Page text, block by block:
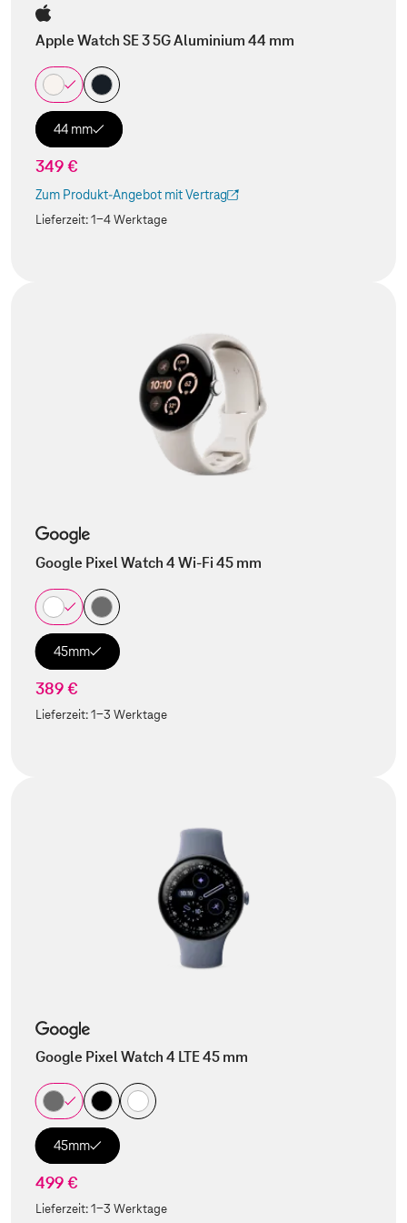
Apple Watch SE 3 5G Aluminium 44 mm
44 mm
349 €
Zum Produkt-Angebot mit Vertrag
(Der Link wird in einem neuen Tab geöffnet)
Lieferzeit:1-4 Werktage
Google Pixel Watch 4 Wi-Fi 45 mm
45mm
389 €
Lieferzeit:1-3 Werktage
Google Pixel Watch 4 LTE 45 mm
45mm
499 €
Lieferzeit:1-3 Werktage